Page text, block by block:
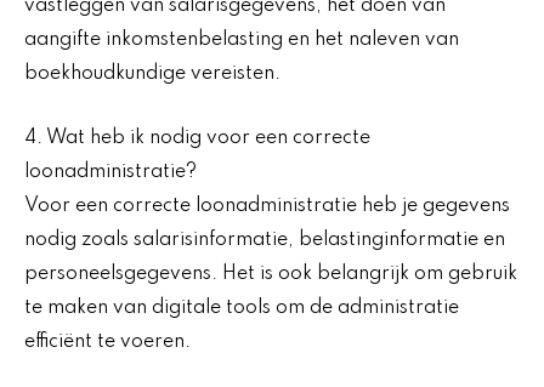
vastleggen van salarisgegevens, het doen van
aangifte inkomstenbelasting en het naleven van
boekhoudkundige vereisten.
4. Wat heb ik nodig voor een correcte
loonadministratie?
Voor een correcte loonadministratie heb je gegevens
nodig zoals salarisinformatie, belastinginformatie en
personeelsgegevens. Het is ook belangrijk om gebruik
te maken van digitale tools om de administratie
efficiënt te voeren.